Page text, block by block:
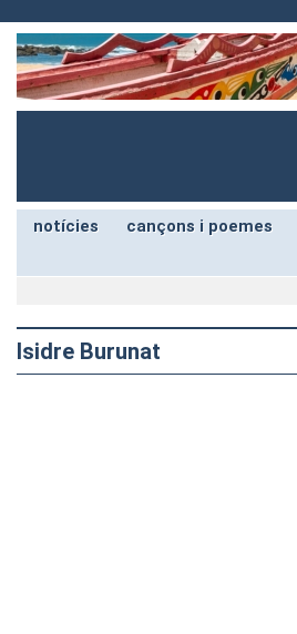
notícies cançons i poemes
Isidre Burunat